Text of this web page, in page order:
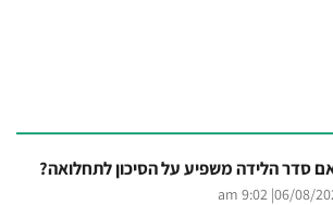
סדר הלידה משפיע על הסיכון לתחלואה?
06/08/
| 9:02 am